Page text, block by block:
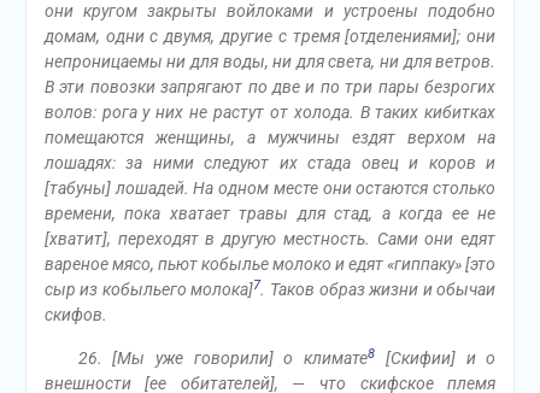
они кругом закрыты войлоками и устроены подобно
домам, одни с двумя, другие с тремя [отделениями]; они
непроницаемы ни для воды, ни для света, ни для ветров.
В эти повозки запрягают по две и по три пары безрогих
волов: рога у них не растут от холода. В таких кибитках
помещаются женщины, а мужчины ездят верхом на
лошадях: за ними следуют их стада овец и коров и
[табуны] лошадей. На одном месте они остаются столько
времени, пока хватает травы для стад, а когда ее не
[хватит], переходят в другую местность. Сами они едят
вареное мясо, пьют кобылье молоко и едят «гиппаку» [это
сыр из кобыльего молока]7. Таков образ жизни и обычаи
скифов.
26. [Мы уже говорили] о климате8
[Скифии] и о
внешности [ее обитателей], — что скифское племя